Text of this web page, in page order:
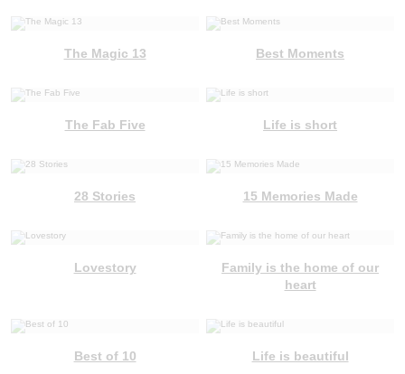
The Magic 13 Best Moments
The Fab Five Life is short
28 Stories 15 Memories Made
Lovestory
Family is the home of our
heart
Best of 10 Life is beautiful